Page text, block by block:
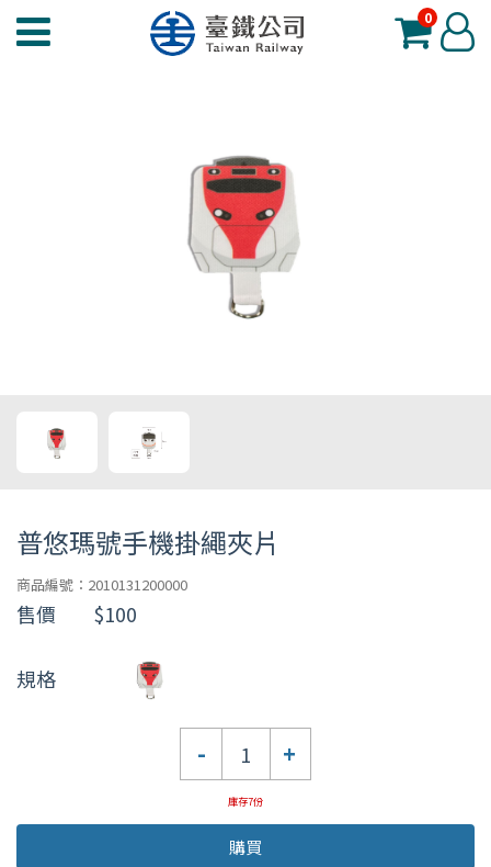
臺
0 登
入
普悠瑪號手機掛繩夾片
商品編號：2010131200000
售價 $100
規格
- +
庫存7份
購買